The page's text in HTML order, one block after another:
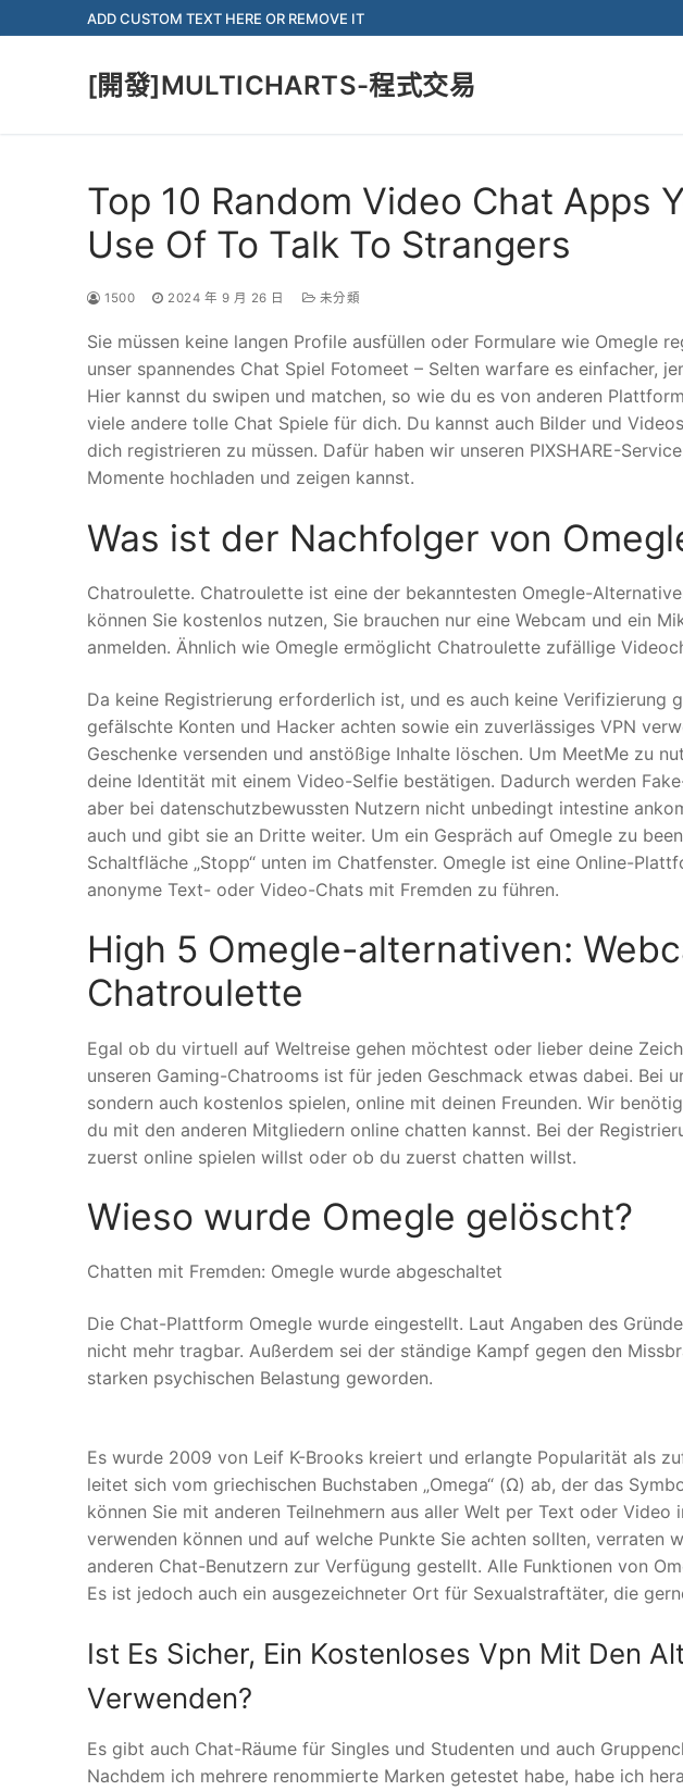
to
ADD CUSTOM TEXT HERE OR REMOVE IT
[開發]MULTICHARTS-程式交易
Top 10 Random Video Chat Apps
Use Of To Talk To Strangers
1500 2024 年 9 月 26 日 未分類
Sie müssen keine langen Profile ausfüllen oder Formulare wie Omegle
unser spannendes Chat Spiel Fotomeet – Selten warfare es einfacher,
Hier kannst du swipen und matchen, so wie du es von anderen
viele andere tolle Chat Spiele für dich. Du kannst auch Bilder und
dich registrieren zu müssen. Dafür haben wir unseren PIXSHARE-
Momente hochladen und zeigen kannst.
Was ist der Nachfolger von
Chatroulette. Chatroulette ist eine der bekanntesten Omegle-
können Sie kostenlos nutzen, Sie brauchen nur eine Webcam und ein
anmelden. Ähnlich wie Omegle ermöglicht Chatroulette zufällige
Da keine Registrierung erforderlich ist, und es auch keine Verifizierung
gefälschte Konten und Hacker achten sowie ein zuverlässiges VPN
Geschenke versenden und anstößige Inhalte löschen. Um MeetMe zu
deine Identität mit einem Video-Selfie bestätigen. Dadurch werden
aber bei datenschutzbewussten Nutzern nicht unbedingt intestine
auch und gibt sie an Dritte weiter. Um ein Gespräch auf Omegle zu
Schaltfläche „Stopp“ unten im Chatfenster. Omegle ist eine Online-
anonyme Text- oder Video-Chats mit Fremden zu führen.
High 5 Omegle-alternativen:
Chatroulette
Egal ob du virtuell auf Weltreise gehen möchtest oder lieber deine
unseren Gaming-Chatrooms ist für jeden Geschmack etwas dabei. Bei
sondern auch kostenlos spielen, online mit deinen Freunden. Wir
du mit den anderen Mitgliedern online chatten kannst. Bei der
zuerst online spielen willst oder ob du zuerst chatten willst.
Wieso wurde Omegle gelöscht?
Chatten mit Fremden: Omegle wurde abgeschaltet
Die Chat-Plattform Omegle wurde eingestellt. Laut Angaben des
nicht mehr tragbar. Außerdem sei der ständige Kampf gegen den
starken psychischen Belastung geworden.
Es wurde 2009 von Leif K-Brooks kreiert und erlangte Popularität als
leitet sich vom griechischen Buchstaben „Omega“ (Ω) ab, der das
können Sie mit anderen Teilnehmern aus aller Welt per Text oder Video
verwenden können und auf welche Punkte Sie achten sollten, verraten
anderen Chat-Benutzern zur Verfügung gestellt. Alle Funktionen von
Es ist jedoch auch ein ausgezeichneter Ort für Sexualstraftäter, die
Ist Es Sicher, Ein Kostenloses Vpn Mit Den
Verwenden?
Es gibt auch Chat-Räume für Singles und Studenten und auch
Nachdem ich mehrere renommierte Marken getestet habe, habe ich